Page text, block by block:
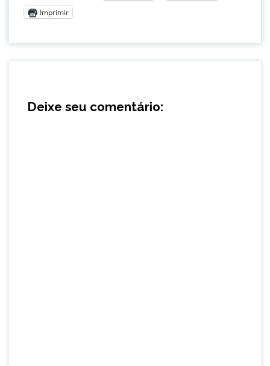
Imprimir
Deixe seu comentário: